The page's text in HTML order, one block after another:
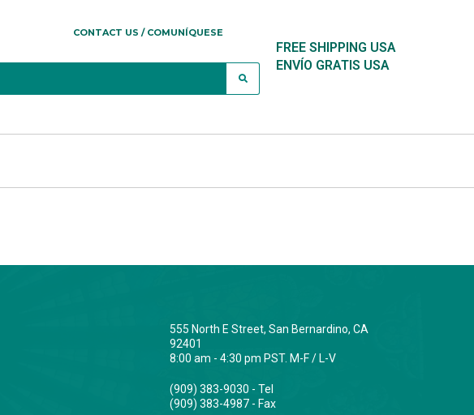
CONTACT US / COMUNÍQUESE
FREE SHIPPING USA
ENVÍO GRATIS USA
555 North E Street, San Bernardino, CA
92401
8:00 am - 4:30 pm PST. M-F / L-V
(909) 383-9030 - Tel
(909) 383-4987 - Fax